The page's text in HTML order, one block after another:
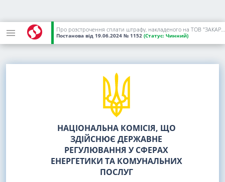
Про розстрочення сплати штрафу, накладеного на ТОВ "ЗАКАРПАТГАЗ ЗБУТ"
Постанова від 19.06.2024 № 1152 (Статус: Чинний)
НАЦІОНАЛЬНА КОМІСІЯ, ЩО
ЗДІЙСНЮЄ ДЕРЖАВНЕ
РЕГУЛЮВАННЯ У СФЕРАХ
ЕНЕРГЕТИКИ ТА КОМУНАЛЬНИХ
ПОСЛУГ